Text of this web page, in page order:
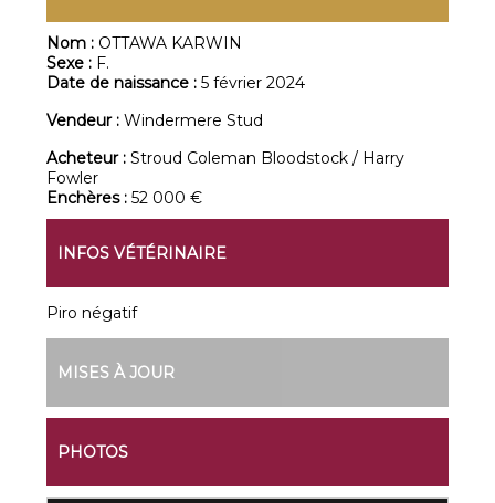
Nom : OTTAWA KARWIN
Sexe : F.
Date de naissance :5 février 2024
Vendeur :Windermere Stud
Acheteur :Stroud Coleman Bloodstock / Harry
Fowler
Enchères :52 000 €
INFOS VÉTÉRINAIRE
Piro négatif
MISES À JOUR
PHOTOS